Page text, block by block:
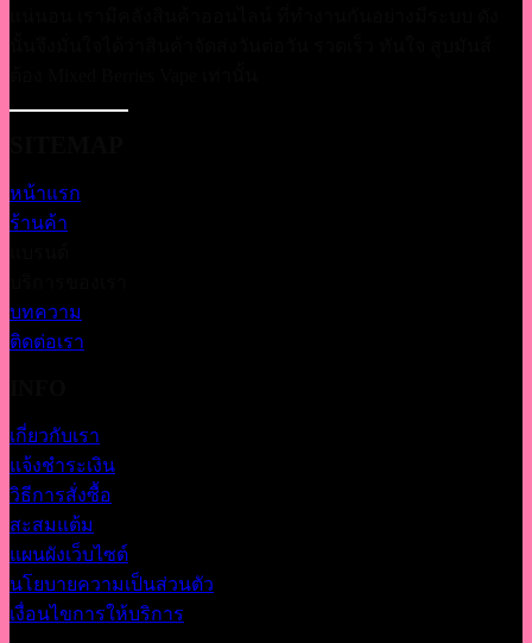
หน้าแรก
ร้านค้า
บทความ
ติดต่อเรา
เกี่ยวกับเรา
แจ้งชำระเงิน
วิธีการสั่งซื้อ
สะสมแต้ม
แผนผังเว็บไซต์
นโยบายความเป็นส่วนตัว
เงื่อนไขการให้บริการ